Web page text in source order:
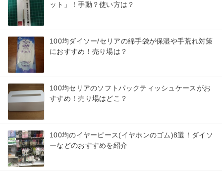
ット」！手動？使い方は？
100均ダイソー/セリアの綿手袋が保湿や手荒れ対策
におすすめ！売り場は？
100均セリアのソフトパックティッシュケースがお
すすめ！売り場はどこ？
100均のイヤーピース(イヤホンのゴム)8選！ダイソ
ーなどのおすすめを紹介